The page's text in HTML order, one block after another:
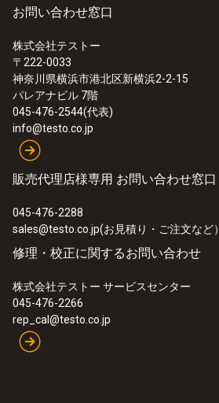
お問い合わせ窓口
株式会社テストー
〒222-0033
神奈川県横浜市港北区新横浜2-2-15
パレアナビル 7階
045-476-2544(代表)
info@testo.co.jp
販売代理店様専用 お問い合わせ窓口
045-476-2288
sales@testo.co.jp(お見積り・ご注文など）
修理・校正に関するお問い合わせ
株式会社テストー サービスセンター
045-476-2266
rep_cal@testo.co.jp